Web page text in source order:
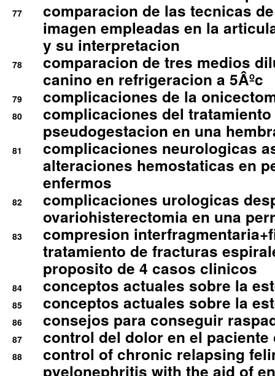
77
comparacion de las tecnicas
imagen empleadas en la
y su interpretacion
78
comparacion de tres medios
canino en refrigeracion a 5Âºc
79 complicaciones de la
80
complicaciones del
pseudogestacion en una
81
complicaciones neurologicas
alteraciones hemostaticas en
enfermos
82
complicaciones urologicas
ovariohisterectomia en una
83
compresion
tratamiento de fracturas
proposito de 4 casos clinicos
84 conceptos actuales sobre la
85 conceptos actuales sobre la
86 consejos para conseguir
87 control del dolor en el
88
control of chronic relapsing
pyelonephritis with the aid of